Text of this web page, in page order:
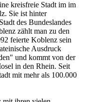
kreisfreie Stadt im im
Sie ist hinter
des Bundeslandes
zählt man zu den
feierte Koblenz sein
Ausdruck
und kommt von der
in den Rhein. Seit
mit mehr als 100.000